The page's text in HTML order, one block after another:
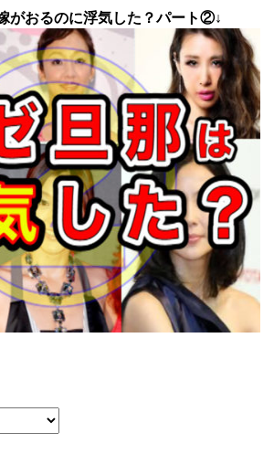
がおるのに浮気した？パート②↓